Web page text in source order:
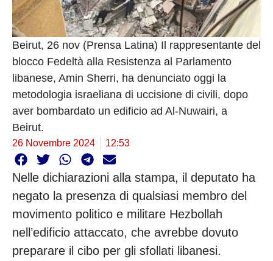
Beirut, 26 nov (Prensa Latina) Il rappresentante del
blocco Fedeltà alla Resistenza al Parlamento
libanese, Amin Sherri, ha denunciato oggi la
metodologia israeliana di uccisione di civili, dopo
aver bombardato un edificio ad Al-Nuwairi, a
Beirut.
26 Novembre 2024 12:53
Nelle dichiarazioni alla stampa, il deputato ha
negato la presenza di qualsiasi membro del
movimento politico e militare Hezbollah
nell’edificio attaccato, che avrebbe dovuto
preparare il cibo per gli sfollati libanesi.